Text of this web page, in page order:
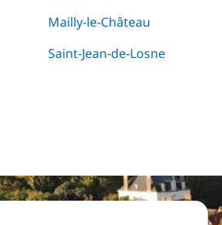
Mailly-le-Château
Saint-Jean-de-Losne